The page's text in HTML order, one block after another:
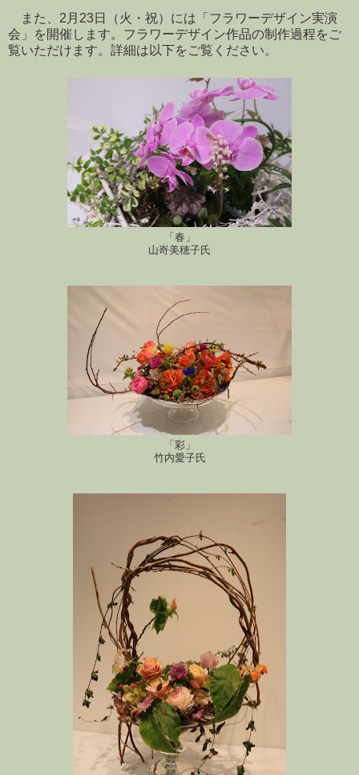
また、2月23日（火・祝）には「フラワーデザイン実演
会」を開催します。フラワーデザイン作品の制作過程をご
覧いただけます。詳細は以下をご覧ください。
「春」
山嵜美穂子氏
「彩」
竹内愛子氏